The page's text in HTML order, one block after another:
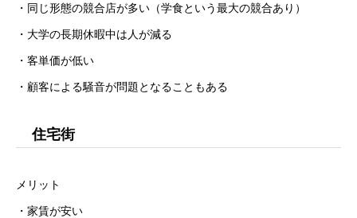
・同じ形態の競合店が多い（学食という最大の競合あり）
・大学の長期休暇中は人が減る
・客単価が低い
・顧客による騒音が問題となることもある
住宅街
メリット
・家賃が安い